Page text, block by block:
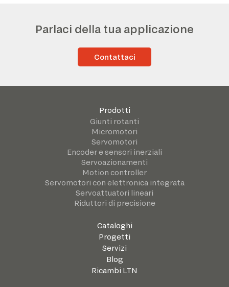
Parlaci della tua applicazione
Contattaci
Prodotti
Giunti rotanti
Micromotori
Servomotori
Encoder e sensori inerziali
Servoazionamenti
Motion controller
Servomotori con elettronica integrata
Servoattuatori lineari
Riduttori di precisione
Cataloghi
Progetti
Servizi
Blog
Ricambi LTN